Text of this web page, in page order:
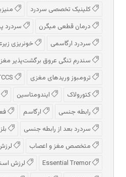
کلینیک تخصصی سردرد
درمان قطعی میگرن
سردرد
سردرد ارگاسمی
خونریزی
سندرم تنگی عروق برگشت‌پذیر مغز
ترومبوز وریدهای مغزی
کتورولاک
ایندومتاسین
رابطه جنسی
ارگاسم
سردرد بعد از رابطه جنسی
بلز
متخصص مغز و اعصاب
لرزش